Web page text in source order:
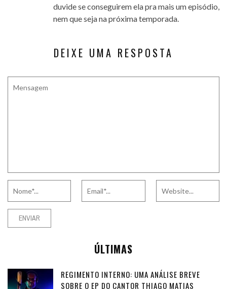
duvide se conseguirem ela pra mais um episódio,
nem que seja na próxima temporada.
DEIXE UMA RESPOSTA
ÚLTIMAS
REGIMENTO INTERNO: UMA ANÁLISE BREVE
SOBRE O EP DO CANTOR THIAGO MATIAS